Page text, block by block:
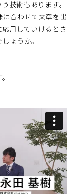
技術もあります。
合わせて文章を出
用していけるとさ
ょうか。